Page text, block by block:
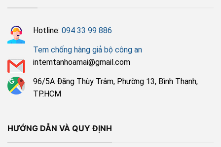
Hotline: 094 33 99 886
Tem chống hàng giả bộ công an
intemtanhoamai@gmail.com
96/5A Đặng Thùy Trâm, Phường 13, Bình Thạnh,
TP.HCM
HƯỚNG DẪN VÀ QUY ĐỊNH